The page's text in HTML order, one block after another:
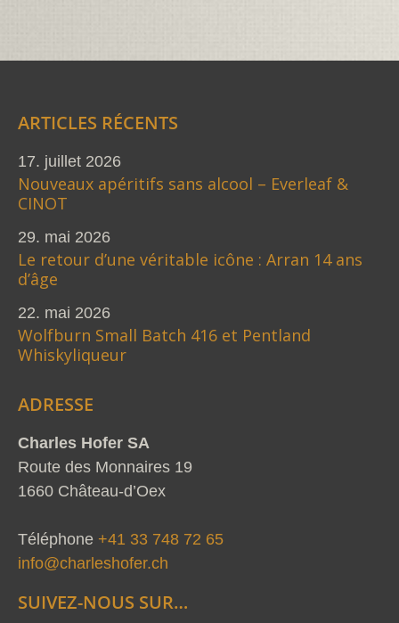
ARTICLES RÉCENTS
17. juillet 2026
Nouveaux apéritifs sans alcool – Everleaf &
CINOT
29. mai 2026
Le retour d’une véritable icône : Arran 14 ans
d’âge
22. mai 2026
Wolfburn Small Batch 416 et Pentland
Whiskyliqueur
ADRESSE
Charles Hofer SA
Route des Monnaires 19
1660 Château-d’Oex
Téléphone +41 33 748 72 65
info@charleshofer.ch
SUIVEZ-NOUS SUR…